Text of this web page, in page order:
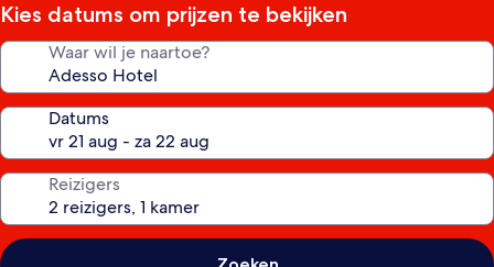
Kies datums om prijzen te bekijken
Waar wil je naartoe?
Datums
Reizigers